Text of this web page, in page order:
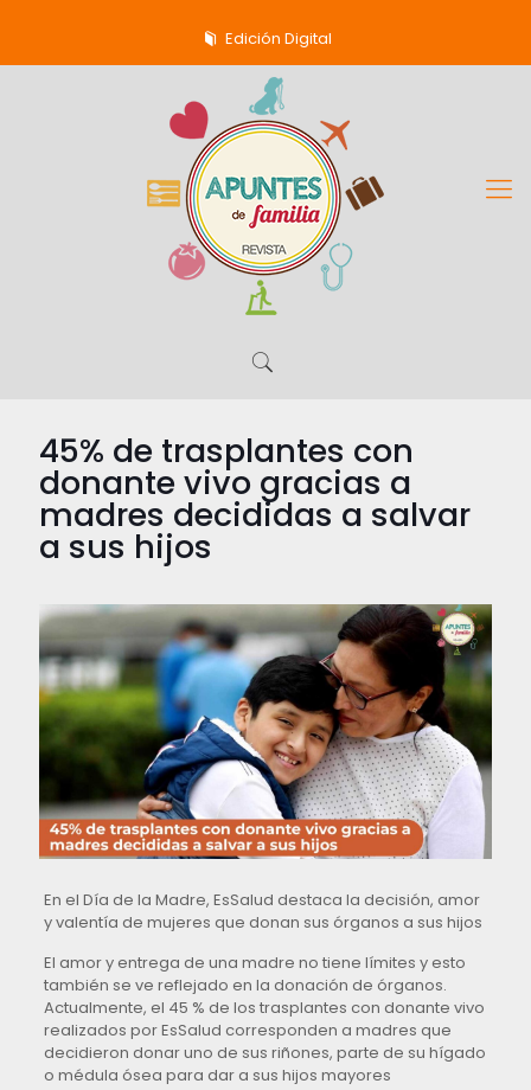
Edición Digital
45% de trasplantes con
donante vivo gracias a
madres decididas a salvar
a sus hijos
En el Día de la Madre, EsSalud destaca la decisión, amor
y valentía de mujeres que donan sus órganos a sus hijos
El amor y entrega de una madre no tiene límites y esto
también se ve reflejado en la donación de órganos.
Actualmente, el 45 % de los trasplantes con donante vivo
realizados por EsSalud corresponden a madres que
decidieron donar uno de sus riñones, parte de su hígado
o médula ósea para dar a sus hijos mayores